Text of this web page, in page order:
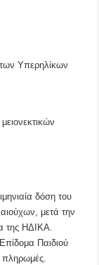
Υπερηλίκων
δόση του
μετά την
της ΗΔΙΚΑ.
Παιδιού
πληρωμές.